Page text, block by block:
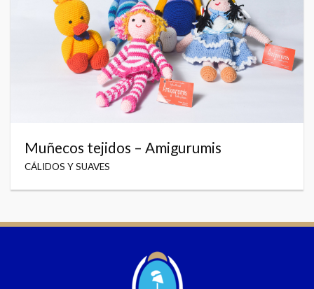
Muñecos tejidos – Amigurumis
CÁLIDOS Y SUAVES